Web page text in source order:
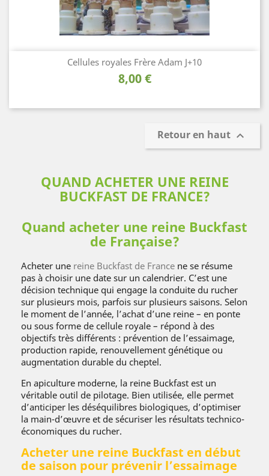
QUAND ACHETER UNE REINE
BUCKFAST DE FRANCE?
Quand acheter une reine Buckfast
de Française?
Acheter une reine Buckfast de France ne se résume
pas à choisir une date sur un calendrier. C’est une
décision technique qui engage la conduite du rucher
sur plusieurs mois, parfois sur plusieurs saisons. Selon
le moment de l’année, l’achat d’une reine – en ponte
ou sous forme de cellule royale – répond à des
objectifs très différents : prévention de l’essaimage,
production rapide, renouvellement génétique ou
augmentation durable du cheptel.
En apiculture moderne, la reine Buckfast est un
véritable outil de pilotage. Bien utilisée, elle permet
d’anticiper les déséquilibres biologiques, d’optimiser
la main-d’œuvre et de sécuriser les résultats technico-
économiques du rucher.
Acheter une reine Buckfast en début
de saison pour prévenir l’essaimage
Cellules royales Frère Adam J+10
Prix
8,00 €
Retour en haut 